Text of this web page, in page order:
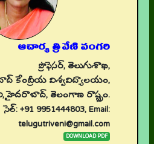
ఆచార్య త్రివేణి వంగరి
ప్రొఫెసర్, తెలుగుశాఖ,
కేంద్రీయ విశ్వవిద్యాలయం,
హైదరాబాద్, తెలంగాణ రాష్ట్రం.
సెల్: +91 9951444803, Email:
telugutriveni@gmail.com
DOWNLOAD PDF